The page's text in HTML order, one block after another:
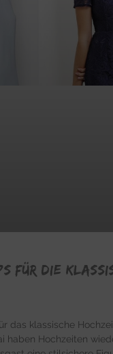
für die
das klassische
haben Hochzeiten